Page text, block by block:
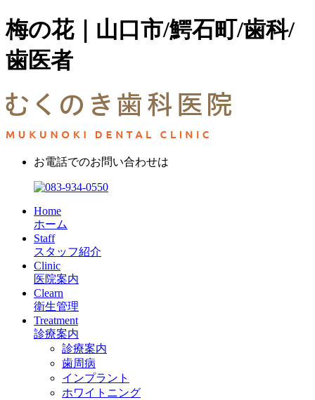
梅の花｜山口市/鰐石町/歯科/
歯医者
お電話でのお問い合わせは
Home
ホーム
Staff
スタッフ紹介
Clinic
医院案内
Clearn
衛生管理
Treatment
診療案内
診療案内
歯周病
インプラント
ホワイトニング